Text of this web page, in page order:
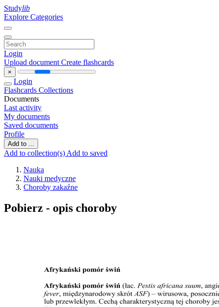
Studylib
Explore Categories
Login
Upload document Create flashcards
×
Login
Flashcards Collections
Documents
Last activity
My documents
Saved documents
Profile
Add to ...
Add to collection(s) Add to saved
Nauka
Nauki medyczne
Choroby zakaźne
Pobierz - opis choroby